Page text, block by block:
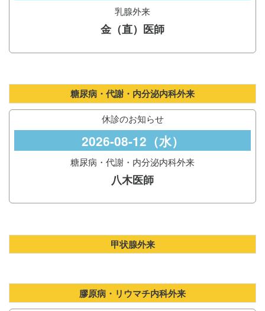
乳腺外来
金（直）医師
糖尿病・代謝・内分泌内科外来
休診のお知らせ
2026-08-12（水）
糖尿病・代謝・内分泌内科外来
八木医師
甲状腺外来
膠原病・リウマチ内科外来